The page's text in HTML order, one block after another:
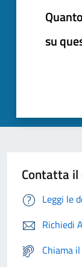
su
Contatta il
Leggi le
Richiedi
Chiama